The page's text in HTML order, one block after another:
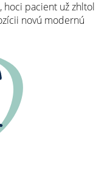
pacient už zhltol
novú modernú